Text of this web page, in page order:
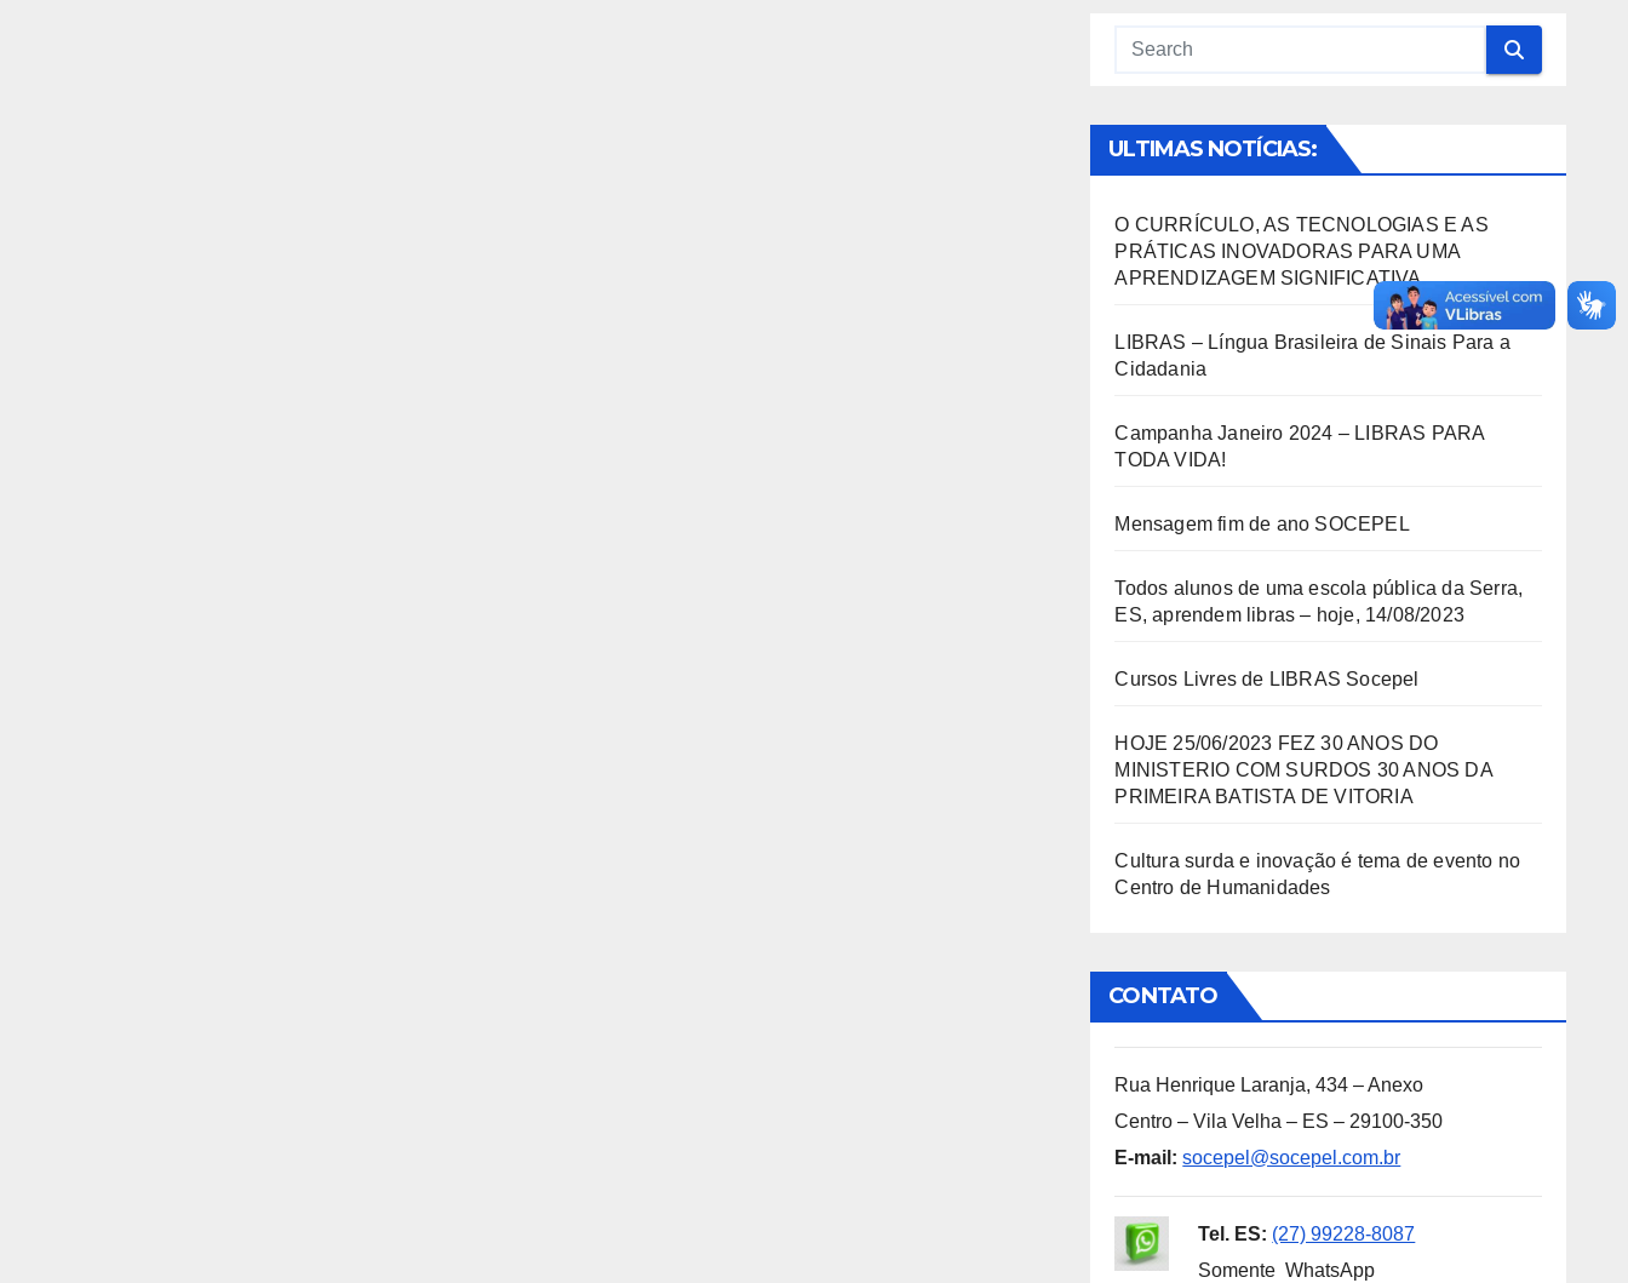
ULTIMAS NOTÍCIAS:
O CURRÍCULO, AS TECNOLOGIAS E AS
PRÁTICAS INOVADORAS PARA UMA
APRENDIZAGEM SIGNIFICATIVA
LIBRAS – Língua Brasileira de Sinais Para a
Cidadania
Campanha Janeiro 2024 – LIBRAS PARA
TODA VIDA!
Mensagem fim de ano SOCEPEL
Todos alunos de uma escola pública da Serra,
ES, aprendem libras – hoje, 14/08/2023
Cursos Livres de LIBRAS Socepel
HOJE 25/06/2023 FEZ 30 ANOS DO
MINISTERIO COM SURDOS 30 ANOS DA
PRIMEIRA BATISTA DE VITORIA
Cultura surda e inovação é tema de evento no
Centro de Humanidades
CONTATO
Rua Henrique Laranja, 434 – Anexo
Centro – Vila Velha – ES – 29100-350
E-mail: socepel@socepel.com.br
Tel. ES: (27) 99228-8087
Somente WhatsApp